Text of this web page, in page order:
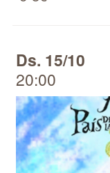
Ds. 15/10
20:00